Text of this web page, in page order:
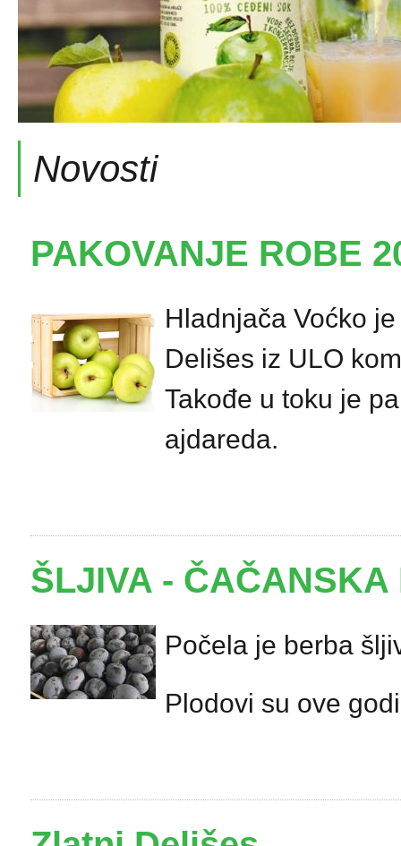
Novosti
PAKOVANJE ROBE
Hladnjača Voćko
Delišes iz ULO
Takođe u toku je
ajdareda.
ŠLJIVA - ČAČANSKA
Počela je berba
Plodovi su ove